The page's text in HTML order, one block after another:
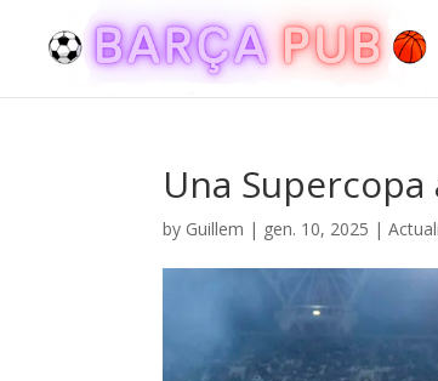
Una
by Guillem | gen. 10, 2025 |